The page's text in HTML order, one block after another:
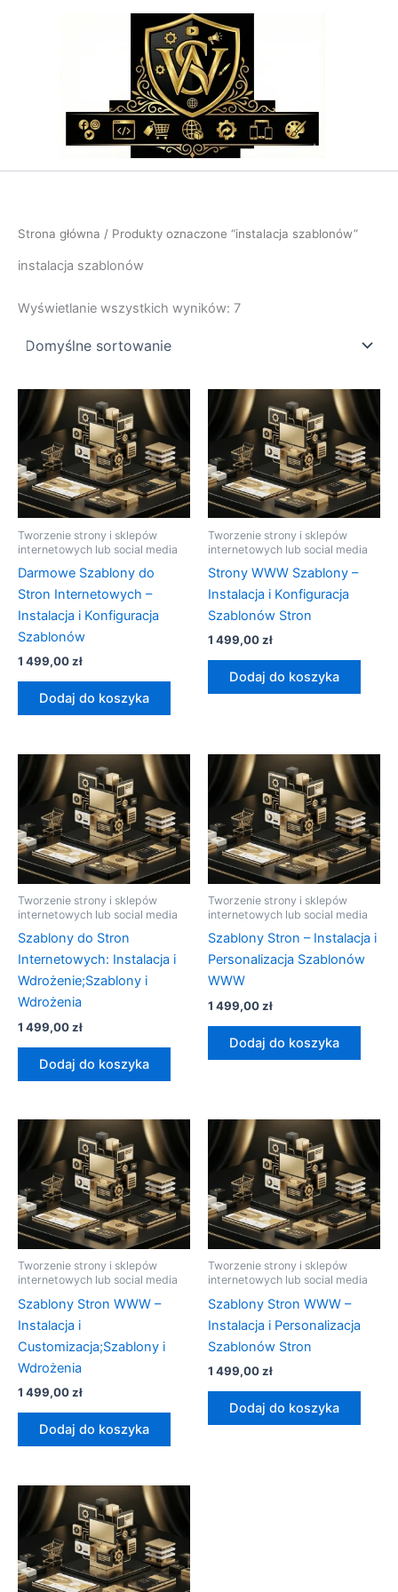
Strona główna / Produkty oznaczone “instalacja szablonów”
instalacja szablonów
Wyświetlanie wszystkich wyników: 7
Tworzenie strony i sklepów
internetowych lub social media
Darmowe Szablony do
Stron Internetowych –
Instalacja i Konfiguracja
Szablonów
1 499,00zł
Dodaj do koszyka
Tworzenie strony i sklepów
internetowych lub social media
Strony WWW Szablony –
Instalacja i Konfiguracja
Szablonów Stron
1 499,00zł
Dodaj do koszyka
Tworzenie strony i sklepów
internetowych lub social media
Szablony do Stron
Internetowych: Instalacja i
Wdrożenie;Szablony i
Wdrożenia
1 499,00zł
Dodaj do koszyka
Tworzenie strony i sklepów
internetowych lub social media
Szablony Stron – Instalacja i
Personalizacja Szablonów
WWW
1 499,00zł
Dodaj do koszyka
Tworzenie strony i sklepów
internetowych lub social media
Szablony Stron WWW –
Instalacja i
Customizacja;Szablony i
Wdrożenia
1 499,00zł
Dodaj do koszyka
Tworzenie strony i sklepów
internetowych lub social media
Szablony Stron WWW –
Instalacja i Personalizacja
Szablonów Stron
1 499,00zł
Dodaj do koszyka